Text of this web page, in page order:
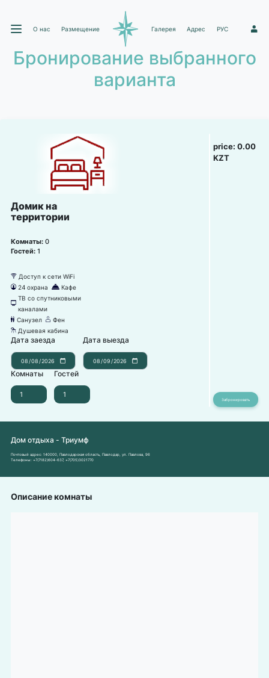
О нас Размещение Галерея Адрес РУС 1
Бронирование выбранного
варианта
Домик на
территории
Комнаты: 0
Гостей: 1
뀄 Доступ к сети WiFi
댑 24 охрана 덐 Кафе
넎
ТВ со спутниковыми
каналами
댃 Санузел 덶 Фен
댴 Душевая кабина
Дата заезда Дата выезда
Комнаты Гостей
price:0.00
KZT
Дом отдыха - Триумф
Почтовый адрес: 140000, Павлодарская область, Павлодар, ул. Павлова, 96
Телефоны: +7(7182)604-637, +7(705)3021770
Описание комнаты